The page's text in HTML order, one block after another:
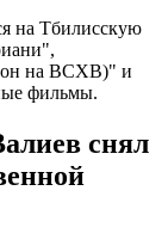
на Тбилисскую
на ВСХВ)" и
фильмы.
снял